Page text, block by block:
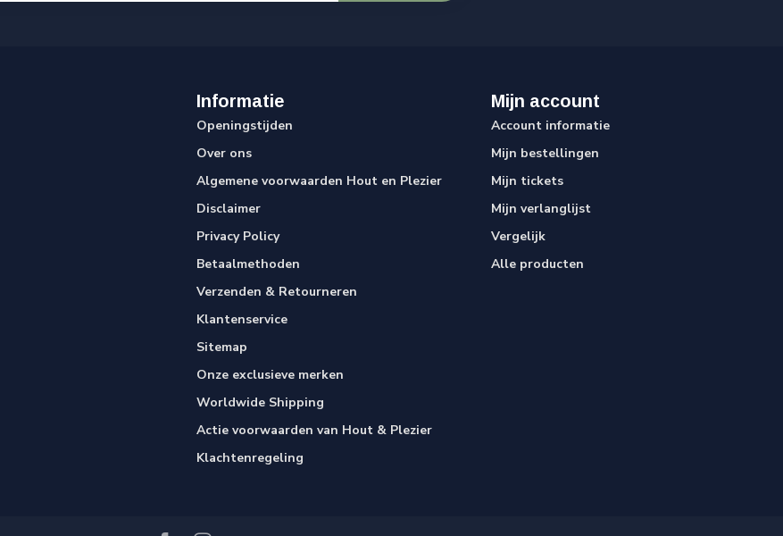
Informatie
Openingstijden
Over ons
Algemene voorwaarden Hout en Plezier
Disclaimer
Privacy Policy
Betaalmethoden
Verzenden & Retourneren
Klantenservice
Sitemap
Onze exclusieve merken
Worldwide Shipping
Actie voorwaarden van Hout & Plezier
Klachtenregeling
Mijn account
Account informatie
Mijn bestellingen
Mijn tickets
Mijn verlanglijst
Vergelijk
Alle producten